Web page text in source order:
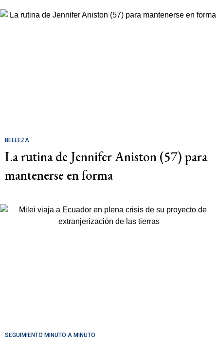
BELLEZA
La rutina de Jennifer Aniston (57) para
mantenerse en forma
SEGUIMIENTO MINUTO A MINUTO